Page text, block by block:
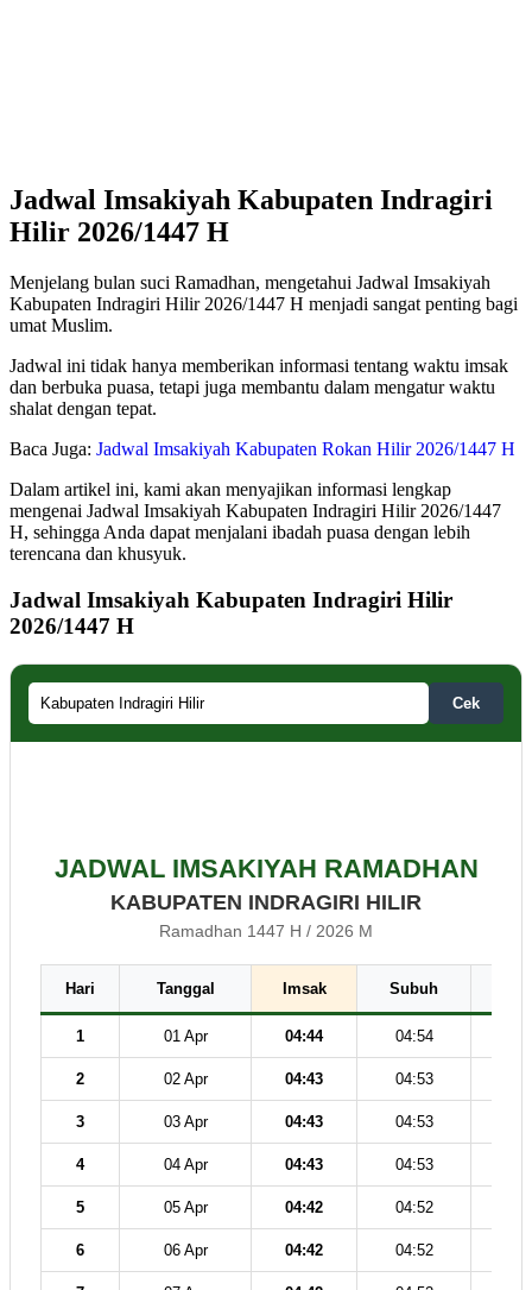
Jadwal Imsakiyah Kabupaten Indragiri
Hilir 2026/1447 H
Menjelang bulan suci Ramadhan, mengetahui Jadwal Imsakiyah
Kabupaten Indragiri Hilir 2026/1447 H menjadi sangat penting bagi
umat Muslim.
Jadwal ini tidak hanya memberikan informasi tentang waktu imsak
dan berbuka puasa, tetapi juga membantu dalam mengatur waktu
shalat dengan tepat.
Baca Juga: Jadwal Imsakiyah Kabupaten Rokan Hilir 2026/1447 H
Dalam artikel ini, kami akan menyajikan informasi lengkap
mengenai Jadwal Imsakiyah Kabupaten Indragiri Hilir 2026/1447
H, sehingga Anda dapat menjalani ibadah puasa dengan lebih
terencana dan khusyuk.
Jadwal Imsakiyah Kabupaten Indragiri Hilir
2026/1447 H
Cek
JADWAL IMSAKIYAH RAMADHAN
KABUPATEN INDRAGIRI HILIR
Ramadhan 1447 H / 2026 M
Hari Tanggal Imsak Subuh
1 01 Apr 04:44 04:54
2 02 Apr 04:43 04:53
3 03 Apr 04:43 04:53
4 04 Apr 04:43 04:53
5 05 Apr 04:42 04:52
6 06 Apr 04:42 04:52